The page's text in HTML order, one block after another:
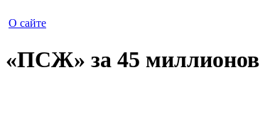
О сайте
«ПСЖ» за 45 миллионов